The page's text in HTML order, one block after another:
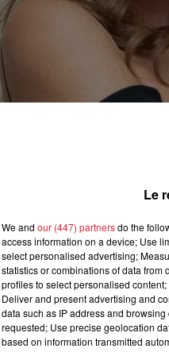
TikTok de sa
imprévisible, surtout quand
Sarkozy et de la
une vague de
mécontentement.
et avait rapidement
Le
We and our (447) partnersdo the
access information on a device; Use
select personalised advertising;
statistics or combinations of data
profiles to select personalised
Deliver and present advertising and
data such as IP address and
requested; Use precise geolocation
based on information transmitted